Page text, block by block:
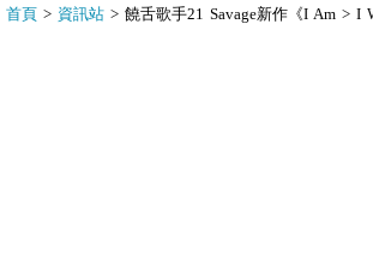
首頁 > 資訊站 > 饒舌歌手21 Savage新作《I Am > I